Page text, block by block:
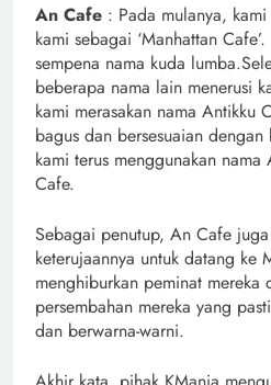
An Cafe : Pada mulanya,
kami sebagai ‘Manhattan
sempena nama kuda
beberapa nama lain menerusi
kami merasakan nama Antikku
bagus dan bersesuaian
kami terus menggunakan
Cafe.
Sebagai penutup, An Cafe
keterujaannya untuk datang ke
menghiburkan peminat mereka
persembahan mereka yang
dan berwarna-warni.